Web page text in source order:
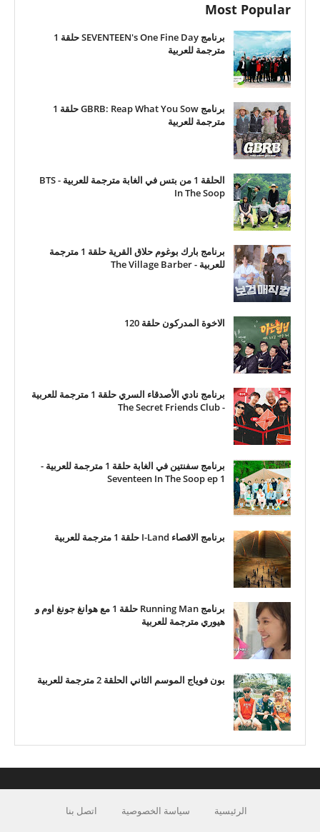
Most Popular
برنامج SEVENTEEN's One Fine Day حلقة 1
مترجمة للعربية
برنامج GBRB: Reap What You Sow حلقة 1
مترجمة للعربية
الحلقة 1 من بتس في الغابة مترجمة للعربية - BTS
In The Soop
برنامج بارك بوغوم حلاق القرية حلقة 1 مترجمة
للعربية - The Village Barber
الاخوة المدركون حلقة 120
برنامج نادي الأصدقاء السري حلقة 1 مترجمة للعربية
- The Secret Friends Club
برنامج سفنتين في الغابة حلقة 1 مترجمة للعربية -
Seventeen In The Soop ep 1
برنامج الاقصاء I-Land حلقة 1 مترجمة للعربية
برنامج Running Man حلقة 1 مع هوانغ جونغ اوم و
هيوري مترجمة للعربية
بون فوياج الموسم الثاني الحلقة 2 مترجمة للعربية
الرئيسية سياسة الخصوصية اتصل بنا